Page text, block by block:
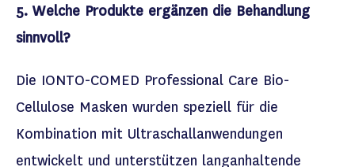
5. Welche Produkte ergänzen die Behandlung
sinnvoll?
Die IONTO-COMED Professional Care Bio-
Cellulose Masken wurden speziell für die
Kombination mit Ultraschallanwendungen
entwickelt und unterstützen langanhaltende